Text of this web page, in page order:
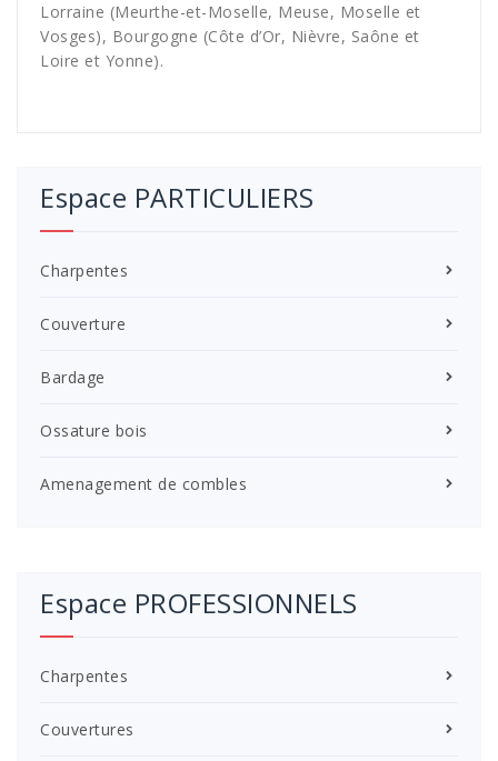
Lorraine (Meurthe-et-Moselle, Meuse, Moselle et
Vosges), Bourgogne (Côte d’Or, Nièvre, Saône et
Loire et Yonne).
Espace PARTICULIERS
Charpentes
Couverture
Bardage
Ossature bois
Amenagement de combles
Espace PROFESSIONNELS
Charpentes
Couvertures